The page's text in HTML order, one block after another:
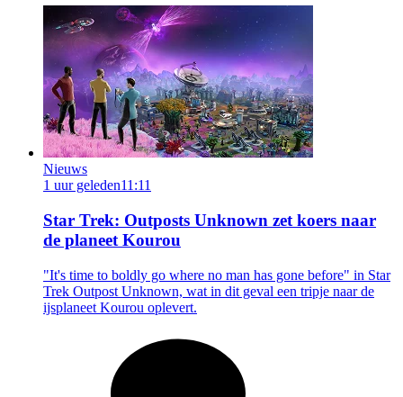
Nieuws
1 uur geleden11:11
Star Trek: Outposts Unknown zet koers naar
de planeet Kourou
"It's time to boldly go where no man has gone before" in Star
Trek Outpost Unknown, wat in dit geval een tripje naar de
ijsplaneet Kourou oplevert.